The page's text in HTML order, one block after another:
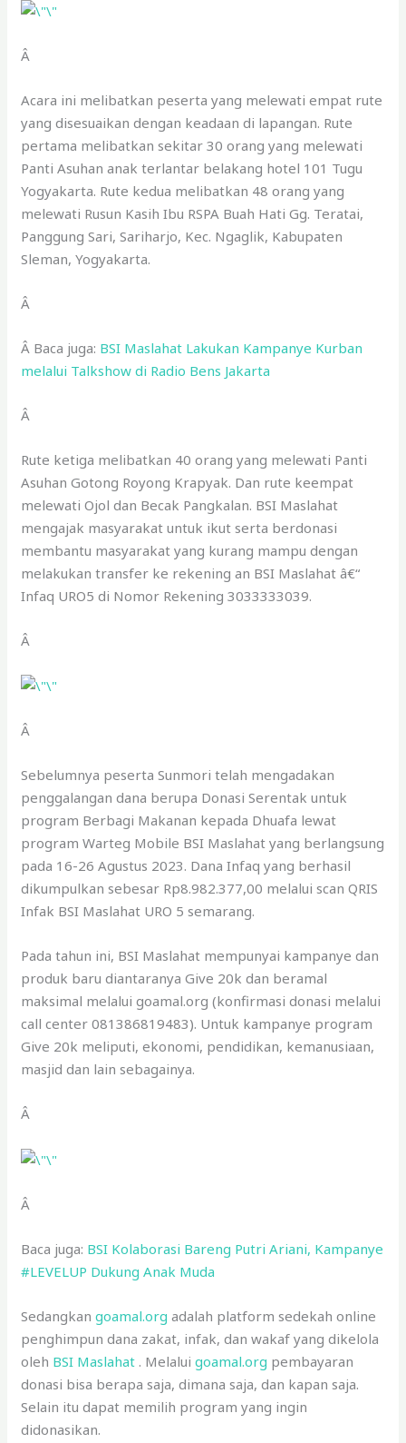
Â
Acara ini melibatkan peserta yang melewati empat rute
yang disesuaikan dengan keadaan di lapangan. Rute
pertama melibatkan sekitar 30 orang yang melewati
Panti Asuhan anak terlantar belakang hotel 101 Tugu
Yogyakarta. Rute kedua melibatkan 48 orang yang
melewati Rusun Kasih Ibu RSPA Buah Hati Gg. Teratai,
Panggung Sari, Sariharjo, Kec. Ngaglik, Kabupaten
Sleman, Yogyakarta.
Â
Â Baca juga: BSI Maslahat Lakukan Kampanye Kurban
melalui Talkshow di Radio Bens Jakarta
Â
Rute ketiga melibatkan 40 orang yang melewati Panti
Asuhan Gotong Royong Krapyak. Dan rute keempat
melewati Ojol dan Becak Pangkalan. BSI Maslahat
mengajak masyarakat untuk ikut serta berdonasi
membantu masyarakat yang kurang mampu dengan
melakukan transfer ke rekening an BSI Maslahat â€“
Infaq URO5 di Nomor Rekening 3033333039.
Â
Â
Sebelumnya peserta Sunmori telah mengadakan
penggalangan dana berupa Donasi Serentak untuk
program Berbagi Makanan kepada Dhuafa lewat
program Warteg Mobile BSI Maslahat yang berlangsung
pada 16-26 Agustus 2023. Dana Infaq yang berhasil
dikumpulkan sebesar Rp8.982.377,00 melalui scan QRIS
Infak BSI Maslahat URO 5 semarang.
Pada tahun ini, BSI Maslahat mempunyai kampanye dan
produk baru diantaranya Give 20k dan beramal
maksimal melalui goamal.org (konfirmasi donasi melalui
call center 081386819483). Untuk kampanye program
Give 20k meliputi, ekonomi, pendidikan, kemanusiaan,
masjid dan lain sebagainya.
Â
Â
Baca juga: BSI Kolaborasi Bareng Putri Ariani, Kampanye
#LEVELUP Dukung Anak Muda
Sedangkangoamal.org adalah platform sedekah online
penghimpun dana zakat, infak, dan wakaf yang dikelola
oleh BSI Maslahat . Melaluigoamal.org pembayaran
donasi bisa berapa saja, dimana saja, dan kapan saja.
Selain itu dapat memilih program yang ingin
didonasikan.